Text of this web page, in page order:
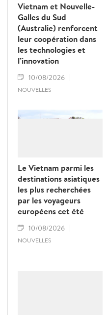
Vietnam et Nouvelle-
Galles du Sud
(Australie) renforcent
leur coopération dans
les technologies et
l’innovation
10/08/2026
NOUVELLES
Le Vietnam parmi les
destinations asiatiques
les plus recherchées
par les voyageurs
européens cet été
10/08/2026
NOUVELLES